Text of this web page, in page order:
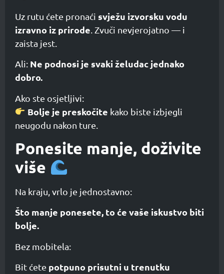
Uz rutu ćete pronaći svježu izvorsku vodu
izravno iz prirode . Zvuči nevjerojatno — i
zaista jest.
Ali: Ne podnosi je svaki želudac jednako
dobro.
Ako ste osjetljivi:
Bolje je preskočite kako biste izbjegli
neugodu nakon ture.
Ponesite manje, doživite
više
Na kraju, vrlo je jednostavno:
Što manje ponesete, to će vaše iskustvo biti
bolje.
Bez mobitela:
Bit ćete potpuno prisutni u trenutku